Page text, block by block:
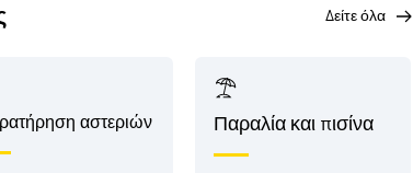
δείτε όλα
αστεριών Παραλία και πισίνα